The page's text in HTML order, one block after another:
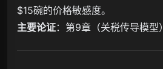
$15碗的价格敏感度。
主要论证：第9章（关税传导模型）